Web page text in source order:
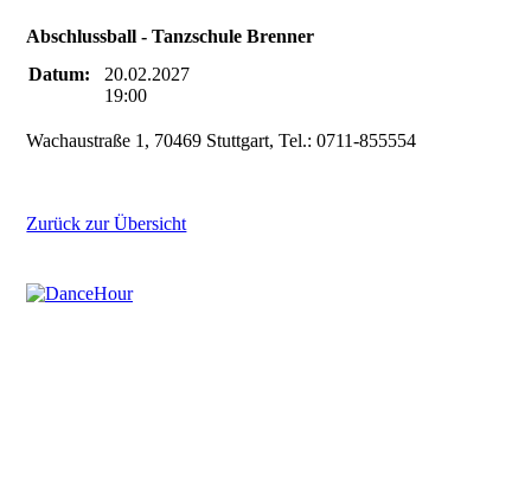
Abschlussball - Tanzschule Brenner
Datum:
20.02.2027
19:00
Wachaustraße 1, 70469 Stuttgart, Tel.: 0711-855554
Zurück zur Übersicht